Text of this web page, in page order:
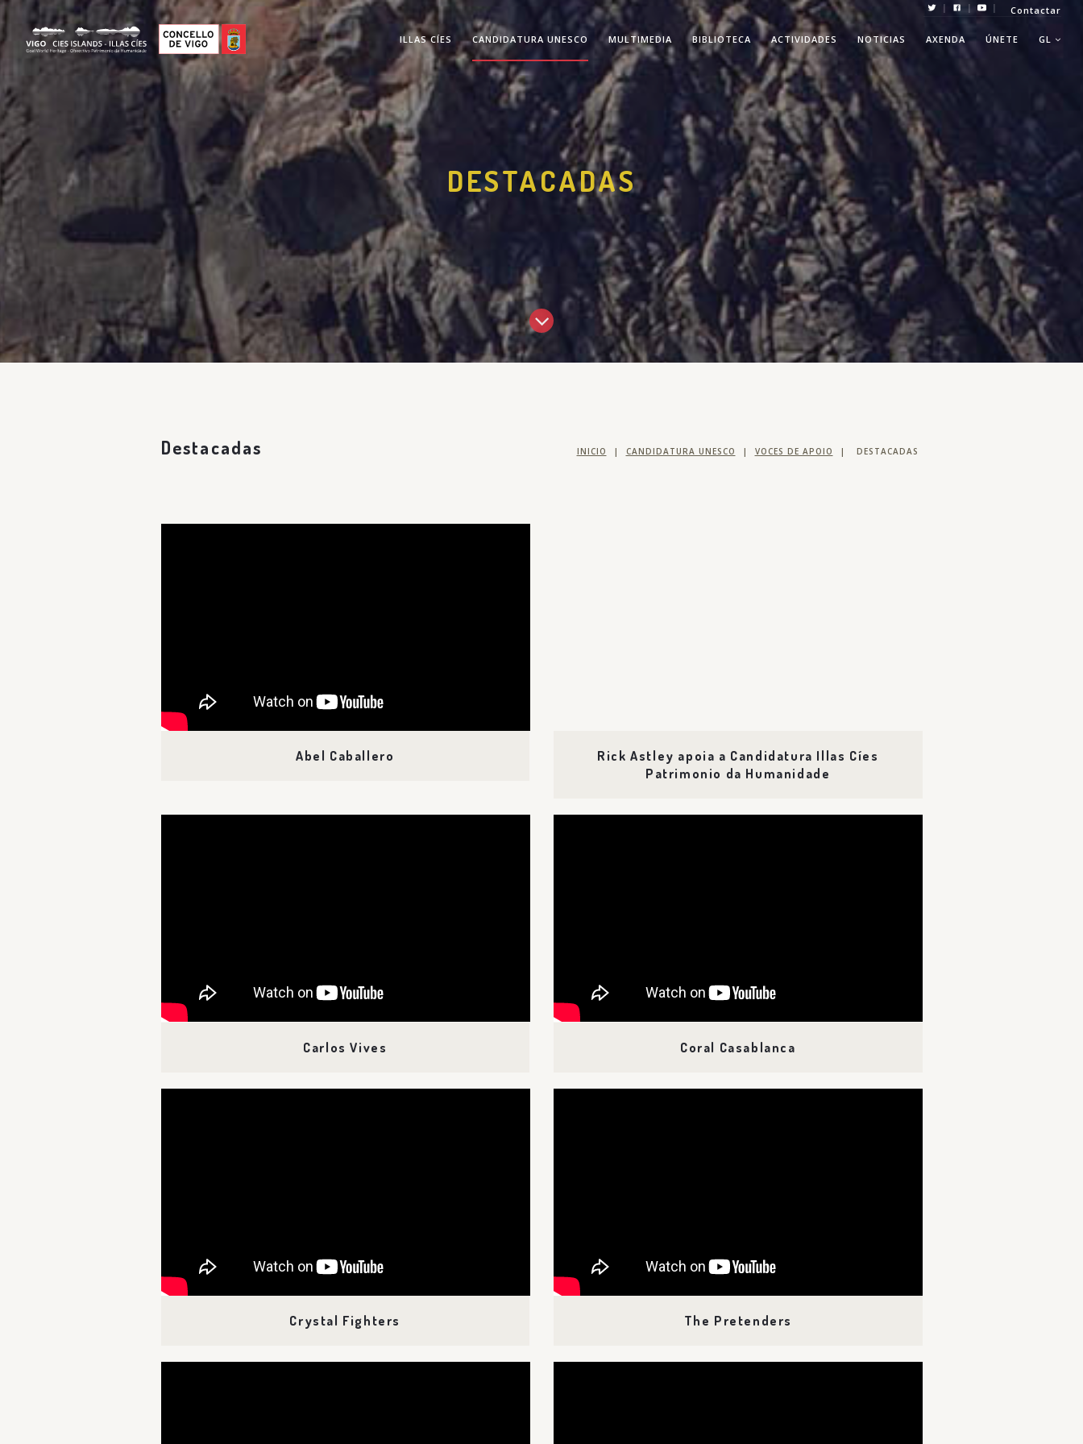
DESTACADAS
| | | Contactar
ILLAS CÍES CANDIDATURA UNESCO MULTIMEDIA BIBLIOTECA ACTIVIDADES NOTICIAS AXENDA ÚNETE GL
INICIO | CANDIDATURA UNESCO | VOCES DE APOIO | DESTACADAS
Destacadas
Abel Caballero
Rick Astley apoia a Candidatura Illas Cíes
Patrimonio da Humanidade
Carlos Vives Coral Casablanca
Crystal Fighters The Pretenders